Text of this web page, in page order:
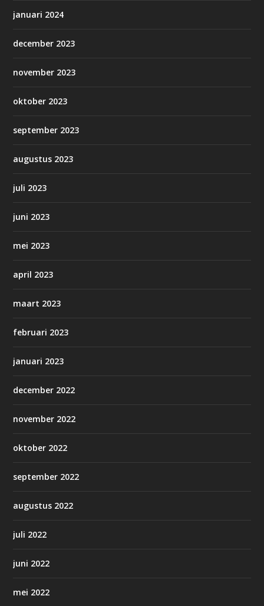
januari 2024
december 2023
november 2023
oktober 2023
september 2023
augustus 2023
juli 2023
juni 2023
mei 2023
april 2023
maart 2023
februari 2023
januari 2023
december 2022
november 2022
oktober 2022
september 2022
augustus 2022
juli 2022
juni 2022
mei 2022